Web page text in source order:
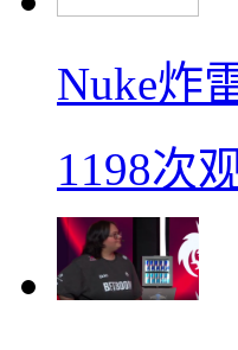
Nuke炸
1198次